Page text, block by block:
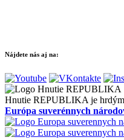
Nájdete nás aj na:
Hnutie REPUBLIKA je
Európa suverénnych